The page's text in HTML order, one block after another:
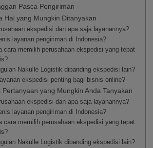
Pasca Pengiriman
Hal yang Mungkin Ditanyakan
ekspedisi dan apa saja layanannya?
layanan pengiriman di Indonesia?
cara memilih perusahaan ekspedisi yang tepat
Nakulle Logistik dibanding ekspedisi lain?
ekspedisi penting bagi bisnis online?
Pertanyaan yang Mungkin Anda Tanyakan
ekspedisi dan apa saja layanannya?
layanan pengiriman di Indonesia?
cara memilih perusahaan ekspedisi yang tepat
Nakulle Logistik dibanding ekspedisi lain?